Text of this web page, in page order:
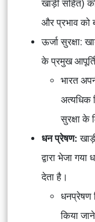
खाड़ी सहित)
और प्रभाव को
ऊर्जा सुरक्षा:
के प्रमुख
भारत
अत्यधिक
सुरक्षा के
धन प्रेषण:
द्वारा भेजा
देता है।
धनप्रेषण
किया